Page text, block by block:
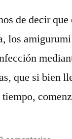
de decir que
los
que si bien
tiempo,